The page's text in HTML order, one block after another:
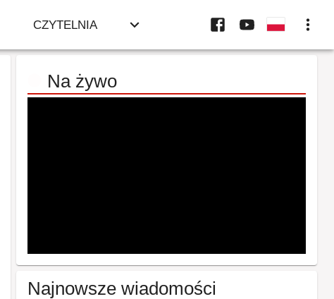
CZYTELNIA
Na żywo
Najnowsze wiadomości